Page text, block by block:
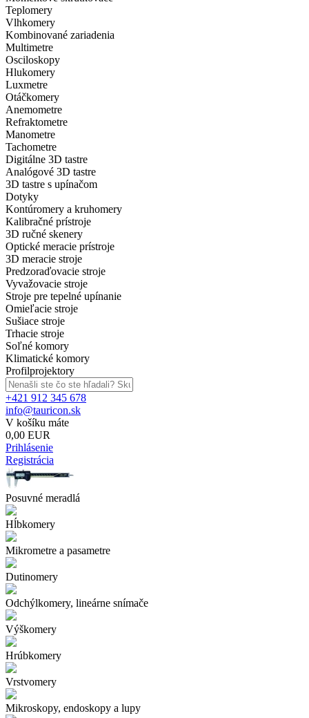
Teplomery
Vlhkomery
Kombinované zariadenia
Multimetre
Osciloskopy
Hlukomery
Luxmetre
Otáčkomery
Anemometre
Refraktometre
Manometre
Tachometre
Digitálne 3D tastre
Analógové 3D tastre
3D tastre s upínačom
Dotyky
Kontúromery a kruhomery
Kalibračné prístroje
3D ručné skenery
Optické meracie prístroje
3D meracie stroje
Predzoraďovacie stroje
Vyvažovacie stroje
Stroje pre tepelné upínanie
Omieľacie stroje
Sušiace stroje
Trhacie stroje
Soľné komory
Klimatické komory
Profilprojektory
+421 912 345 678
info@tauricon.sk
V košíku máte
0,00 EUR
Prihlásenie
Registrácia
Posuvné meradlá
Hĺbkomery
Mikrometre a pasametre
Dutinomery
Odchýlkomery, lineárne snímače
Výškomery
Hrúbkomery
Vrstvomery
Mikroskopy, endoskopy a lupy